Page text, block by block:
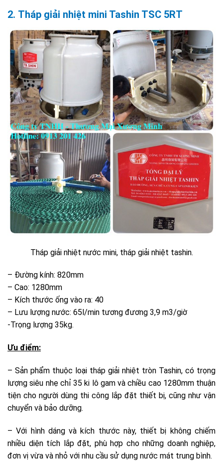
2. Tháp giải nhiệt mini Tashin TSC 5RT
Tháp giải nhiệt nước mini, tháp giải nhiệt tashin.
– Đường kính: 820mm
– Cao: 1280mm
– Kích thước ống vào ra: 40
– Lưu lượng nước: 65l/min tương đương 3,9 m3/giờ
-Trọng lượng 35kg.
Ưu điểm:
– Sản phẩm thuộc loại tháp giải nhiệt tròn Tashin, có trọng
lượng siêu nhẹ chỉ 35 ki lô gam và chiều cao 1280mm thuận
tiện cho người dùng thi công lắp đặt thiết bị, cũng như vận
chuyển và bảo dưỡng.
– Với hình dáng và kích thước này, thiết bị không chiếm
nhiều diện tích lắp đặt, phù hợp cho những doanh nghiệp,
đơn vị vừa và nhỏ với nhu cầu sử dụng nước mát trung bình.